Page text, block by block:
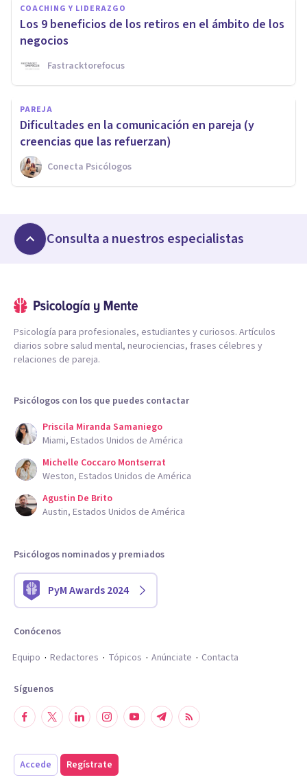
COACHING Y LIDERAZGO
Los 9 beneficios de los retiros en el ámbito de los
negocios
Fastracktorefocus
PAREJA
Dificultades en la comunicación en pareja (y
creencias que las refuerzan)
Conecta Psicólogos
Consulta a nuestros especialistas
Psicología para profesionales, estudiantes y curiosos. Artículos
diarios sobre salud mental, neurociencias, frases célebres y
relaciones de pareja.
Psicólogos con los que puedes contactar
Priscila Miranda Samaniego
Miami, Estados Unidos de América
Michelle Coccaro Montserrat
Weston, Estados Unidos de América
Agustin De Brito
Austin, Estados Unidos de América
Psicólogos nominados y premiados
PyM Awards 2024
Conócenos
Equipo
Redactores Tópicos Anúnciate Contacta
Síguenos
Accede Regístrate